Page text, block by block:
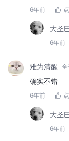
6年前
大圣
6年前
难为清醒
确实不错
6年前
大圣
6年前